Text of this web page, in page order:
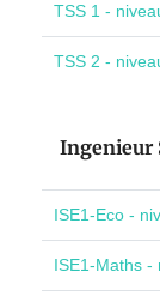
TSS 1 -
TSS 2 -
Ingenieur
ISE1-Eco -
ISE1-Maths -